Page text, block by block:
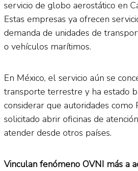
servicio de globo aerostático en
Estas empresas ya ofrecen
demanda de unidades de
o vehículos marítimos.
En México, el servicio aún se
transporte terrestre y ha estado
considerar que autoridades como
solicitado abrir oficinas de
atender desde otros países.
Vinculan fenómeno OVNI más a